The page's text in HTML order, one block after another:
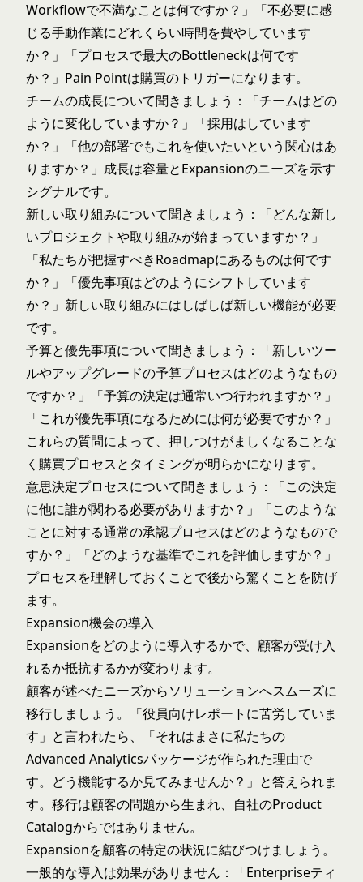
Workflowで不満なことは何ですか？」「不必要に感
じる手動作業にどれくらい時間を費やしています
か？」「プロセスで最大のBottleneckは何です
か？」Pain Pointは購買のトリガーになります。
チームの成長について聞きましょう：「チームはどの
ように変化していますか？」「採用はしています
か？」「他の部署でもこれを使いたいという関心はあ
りますか？」成長は容量とExpansionのニーズを示す
シグナルです。
新しい取り組みについて聞きましょう：「どんな新し
いプロジェクトや取り組みが始まっていますか？」
「私たちが把握すべきRoadmapにあるものは何です
か？」「優先事項はどのようにシフトしています
か？」新しい取り組みにはしばしば新しい機能が必要
です。
予算と優先事項について聞きましょう：「新しいツー
ルやアップグレードの予算プロセスはどのようなもの
ですか？」「予算の決定は通常いつ行われますか？」
「これが優先事項になるためには何が必要ですか？」
これらの質問によって、押しつけがましくなることな
く購買プロセスとタイミングが明らかになります。
意思決定プロセスについて聞きましょう：「この決定
に他に誰が関わる必要がありますか？」「このような
ことに対する通常の承認プロセスはどのようなもので
すか？」「どのような基準でこれを評価しますか？」
プロセスを理解しておくことで後から驚くことを防げ
ます。
Expansion機会の導入
Expansionをどのように導入するかで、顧客が受け入
れるか抵抗するかが変わります。
顧客が述べたニーズからソリューションへスムーズに
移行しましょう。「役員向けレポートに苦労していま
す」と言われたら、「それはまさに私たちの
Advanced Analyticsパッケージが作られた理由で
す。どう機能するか見てみませんか？」と答えられま
す。移行は顧客の問題から生まれ、自社のProduct
Catalogからではありません。
Expansionを顧客の特定の状況に結びつけましょう。
一般的な導入は効果がありません：「Enterpriseティ